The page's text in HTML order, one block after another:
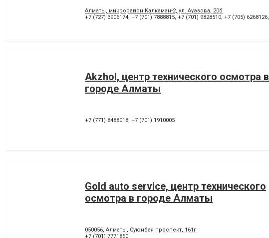
Алматы, микрорайон Калкаман-2, ул. Ауэзова, 20б
+7 (727) 3906174, +7 (701) 7888815, +7 (701) 9828510, +7 (705) 6268126,
Akzhol, центр технического осмотра в
городе Алматы
+7 (771) 8488018, +7 (701) 1910005
Gold auto service, центр технического
осмотра в городе Алматы
050056, Алматы, Суюнбая проспект, 161г
+7 (701) 7771850